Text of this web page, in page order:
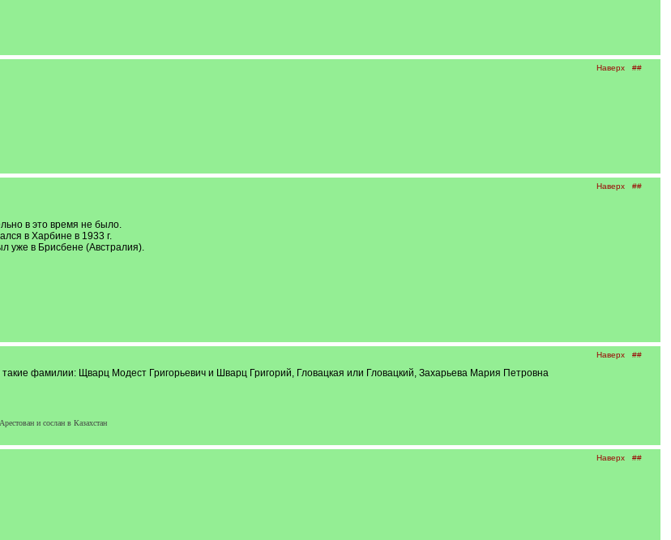
Наверх ##
Наверх ##
в это время не было.
в Харбине в 1933 г.
уже в Брисбене (Австралия).
Наверх ##
такие фамилии: Щварц Модест Григорьевич и Шварц Григорий, Гловацкая или Гловацкий, Захарьева Мария Петровна
и сослан в Казахстан
Наверх ##